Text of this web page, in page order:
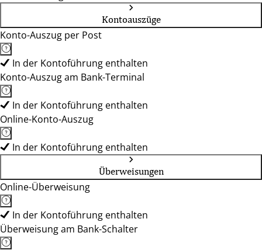
Kontoauszüge
Konto-Auszug per Post
In der Kontoführung enthalten
Konto-Auszug am Bank-Terminal
In der Kontoführung enthalten
Online-Konto-Auszug
In der Kontoführung enthalten
Überweisungen
Online-Überweisung
In der Kontoführung enthalten
Überweisung am Bank-Schalter